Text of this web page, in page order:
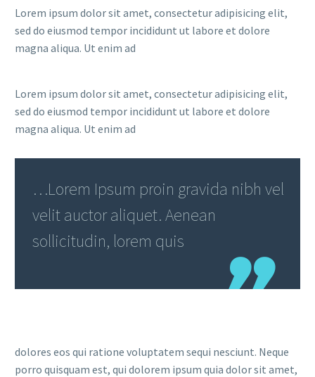
Lorem ipsum dolor sit amet, consectetur adipisicing elit,
sed do eiusmod tempor incididunt ut labore et dolore
magna aliqua. Ut enim ad
Lorem ipsum dolor sit amet, consectetur adipisicing elit,
sed do eiusmod tempor incididunt ut labore et dolore
magna aliqua. Ut enim ad
…Lorem Ipsum proin gravida nibh vel
velit auctor aliquet. Aenean
sollicitudin, lorem quis
dolores eos qui ratione voluptatem sequi nesciunt. Neque
porro quisquam est, qui dolorem ipsum quia dolor sit amet,